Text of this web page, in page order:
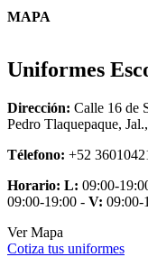
MAPA
Uniformes
Dirección: Calle 16 de
Pedro Tlaquepaque,
Télefono: +52
Horario: L: 09:00-
09:00-19:00 - V: 09:00-
Ver Mapa
Cotiza tus uniformes